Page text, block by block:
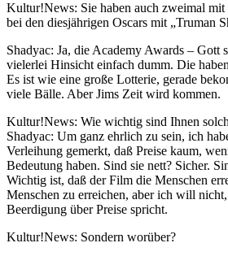
Kultur!News: Sie haben auch zweimal mit
bei den diesjährigen Oscars mit „Truman
Shadyac: Ja, die Academy Awards – Gott
vielerlei Hinsicht einfach dumm. Die
Es ist wie eine große Lotterie, gerade
viele Bälle. Aber Jims Zeit wird kommen.
Kultur!News: Wie wichtig sind Ihnen
Shadyac: Um ganz ehrlich zu sein, ich
Verleihung gemerkt, daß Preise kaum,
Bedeutung haben. Sind sie nett? Sicher.
Wichtig ist, daß der Film die Menschen
Menschen zu erreichen, aber ich will
Beerdigung über Preise spricht.
Kultur!News: Sondern worüber?